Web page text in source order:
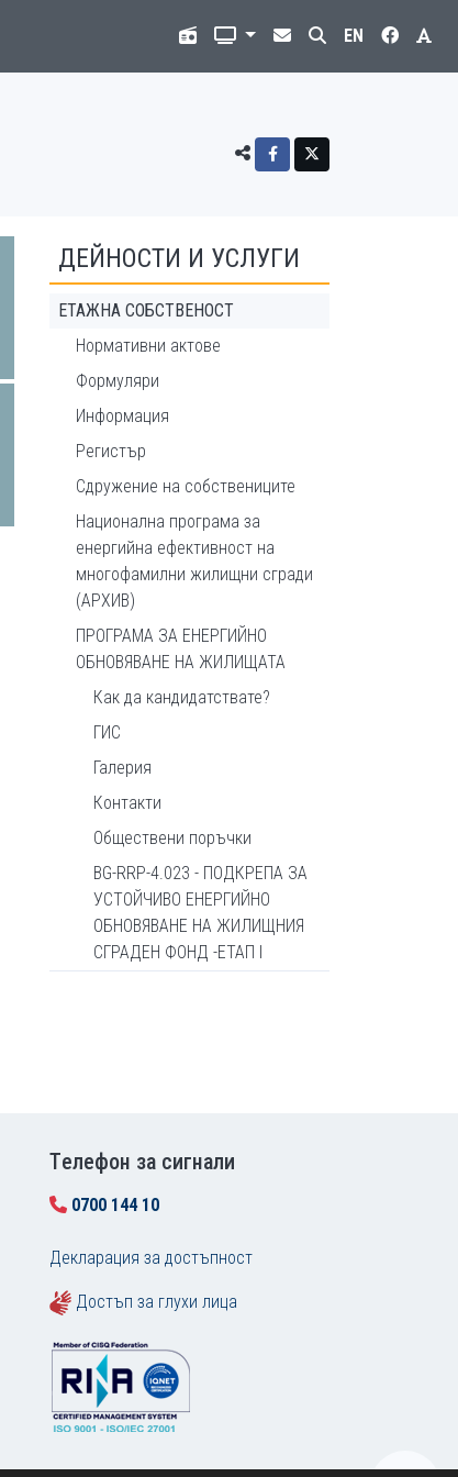
EN
ДЕЙНОСТИ И УСЛУГИ
ЕТАЖНА СОБСТВЕНОСТ
Нормативни актове
Формуляри
Информация
Регистър
Сдружение на собствениците
Национална програма за
енергийна ефективност на
многофамилни жилищни сгради
(АРХИВ)
ПРОГРАМА ЗА ЕНЕРГИЙНО
ОБНОВЯВАНЕ НА ЖИЛИЩАТА
Как да кандидатствате?
ГИС
Галерия
Контакти
Обществени поръчки
BG-RRP-4.023 - ПОДКРЕПА ЗА
УСТОЙЧИВО ЕНЕРГИЙНО
ОБНОВЯВАНЕ НА ЖИЛИЩНИЯ
СГРАДЕН ФОНД -ЕТАП I
Tелефон за сигнали
0700 144 10
Декларация за достъпност
Достъп за глухи лица